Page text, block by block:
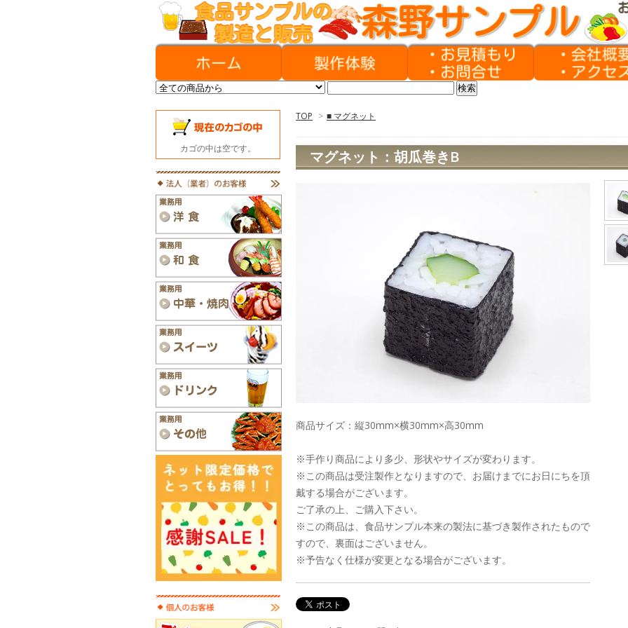
TOP > ■ マグネット
マグネット：胡瓜巻きB
商品サイズ：縦30mm×横30mm×高30mm
※手作り商品により多少、形状やサイズが変わります。
※この商品は受注製作となりますので、お届けまでにお日にちを頂
戴する場合がございます。
ご了承の上、ご購入下さい。
※この商品は、食品サンプル本来の製法に基づき製作されたもので
すので、裏面はございません。
※予告なく仕様が変更となる場合がございます。
カゴの中は空です。